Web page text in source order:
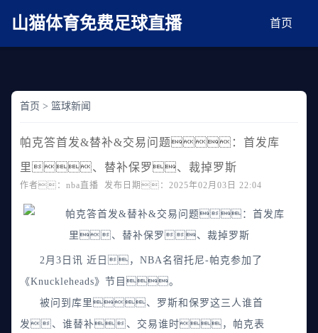
AV在线无码麻豆
山猫体育免费足球直播 首页
首页 > 篮球新闻
帕克答首发&替补&交易问题：首发库
里、替补保罗、裁掉罗斯
作者：nba直播 发布日期：2025年02月03日 22:04
2月3日讯 近日，NBA名宿托尼-帕克参加了
《Knuckleheads》节目。
被问到库里、罗斯和保罗这三人谁首
发、谁替补、交易谁时，帕克表